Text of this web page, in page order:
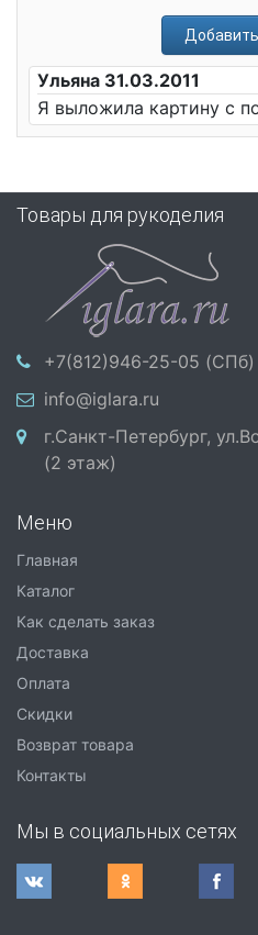
Ульяна 31.03.2011
Я выложила картину с
Товары для рукоделия
+7(812)946-25-05 (СПб)
info@iglara.ru
г.Санкт-Петербург,
(2 этаж)
Меню
Главная
Каталог
Как сделать заказ
Доставка
Оплата
Скидки
Возврат товара
Контакты
Мы в социальных сетях